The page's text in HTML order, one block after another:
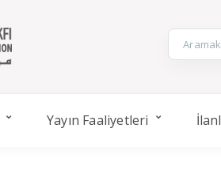
Yayın Faaliyetleri